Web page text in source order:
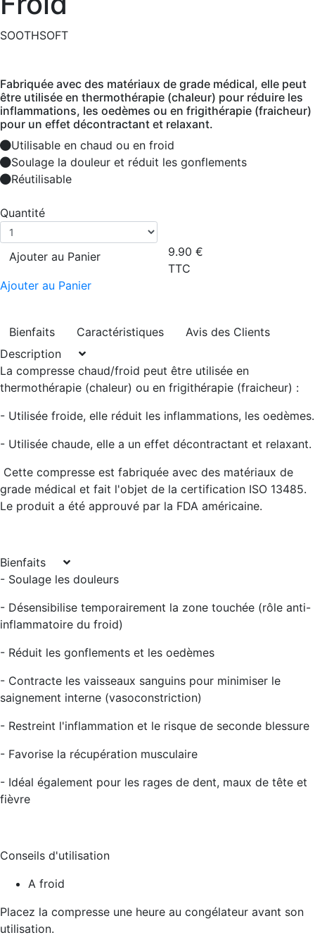
SOOTHSOFT
Fabriquée avec des matériaux de grade médical, elle peut
être utilisée en thermothérapie (chaleur) pour réduire les
inflammations, les oedèmes ou en frigithérapie (fraicheur)
pour un effet décontractant et relaxant.
Utilisable en chaud ou en froid
Soulage la douleur et réduit les gonflements
Réutilisable
Quantité
Ajouter au Panier
Ajouter au Panier
9.90 €
TTC
Bienfaits Caractéristiques
Avis des Clients
Description
La compresse chaud/froid peut être utilisée en
thermothérapie (chaleur) ou en frigithérapie (fraicheur) :
- Utilisée froide, elle réduit les inflammations, les oedèmes.
- Utilisée chaude, elle a un effet décontractant et relaxant.
Cette compresse est fabriquée avec des matériaux de
grade médical et fait l'objet de la certification ISO 13485.
Le produit a été approuvé par la FDA américaine.
Bienfaits
- Soulage les douleurs
- Désensibilise temporairement la zone touchée (rôle anti-
inflammatoire du froid)
- Réduit les gonflements et les oedèmes
- Contracte les vaisseaux sanguins pour minimiser le
saignement interne (vasoconstriction)
- Restreint l'inflammation et le risque de seconde blessure
- Favorise la récupération musculaire
- Idéal également pour les rages de dent, maux de tête et
fièvre
Conseils d'utilisation
A froid
Placez la compresse une heure au congélateur avant son
utilisation.